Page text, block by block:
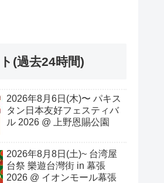
(過去24時間)
2026年8月6日(木)〜 パキス
タン日本友好フェスティバ
ル 2026 @ 上野恩賜公園
2026年8月8日(土)~ 台湾屋
台祭 樂遊台灣街 in 幕張
2026 @ イオンモール幕張